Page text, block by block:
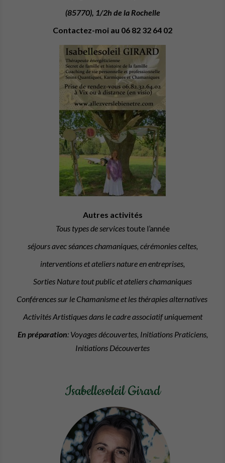
(85770), 1/2h de la Rochelle
Contactez-moi au 06 82 32 64 02
Autres activités
Tous types de servicestoute l’année
séjours avec séances chamaniques, cérémonies celtes,
interventions et ateliers nature en entreprises,
Sorties Nature tout public et ateliers chamaniques
Conférences sur le Chamanisme et les thérapies alternatives
Activités Artistiques dans le cadre associatif uniquement
En préparation: Voyages découvertes, Initiations Praticiens,
Initiations Découvertes
Isabellesoleil Girard